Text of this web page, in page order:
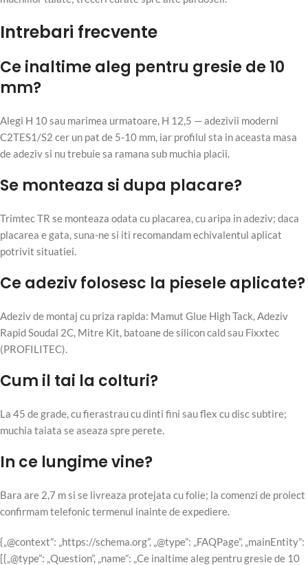
Intrebari frecvente
Ce inaltime aleg pentru gresie de 10
mm?
Alegi H 10 sau marimea urmatoare, H 12,5 — adezivii moderni
C2TES1/S2 cer un pat de 5-10 mm, iar profilul sta in aceasta masa
de adeziv si nu trebuie sa ramana sub muchia placii.
Se monteaza si dupa placare?
Trimtec TR se monteaza odata cu placarea, cu aripa in adeziv; daca
placarea e gata, suna-ne si iti recomandam echivalentul aplicat
potrivit situatiei.
Ce adeziv folosesc la piesele aplicate?
Adeziv de montaj cu priza rapida: Mamut Glue High Tack, Adeziv
Rapid Soudal 2C, Mitre Kit, batoane de silicon cald sau Fixxtec
(PROFILITEC).
Cum il tai la colturi?
La 45 de grade, cu fierastrau cu dinti fini sau flex cu disc subtire;
muchia taiata se aseaza spre perete.
In ce lungime vine?
Bara are 2,7 m si se livreaza protejata cu folie; la comenzi de proiect
confirmam telefonic termenul inainte de expediere.
{„@context”: „https://schema.org”, „@type”: „FAQPage”, „mainEntity”:
[{„@type”: „Question”, „name”: „Ce inaltime aleg pentru gresie de 10